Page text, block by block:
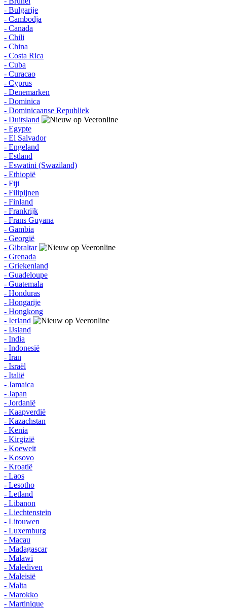
- Bulgarije
- Cambodja
- Canada
- Chili
- China
- Costa Rica
- Cuba
- Curacao
- Cyprus
- Denemarken
- Dominica
- Dominicaanse Republiek
- Duitsland
- Egypte
- El Salvador
- Engeland
- Estland
- Eswatini (Swaziland)
- Ethiopië
- Fiji
- Filipijnen
- Finland
- Frankrijk
- Frans Guyana
- Gambia
- Georgië
- Gibraltar
- Grenada
- Griekenland
- Guadeloupe
- Guatemala
- Honduras
- Hongarije
- Hongkong
- Ierland
- IJsland
- India
- Indonesië
- Iran
- Israël
- Italië
- Jamaica
- Japan
- Jordanië
- Kaapverdië
- Kazachstan
- Kenia
- Kirgizië
- Koeweit
- Kosovo
- Kroatië
- Laos
- Lesotho
- Letland
- Libanon
- Liechtenstein
- Litouwen
- Luxemburg
- Macau
- Madagascar
- Malawi
- Malediven
- Maleisië
- Malta
- Marokko
- Martinique